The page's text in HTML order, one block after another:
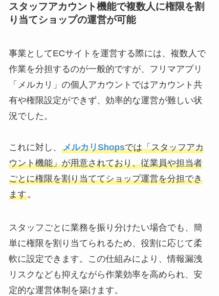
スタッフアカウント機能で複数人に権限を割
り当てショップの運営が可能
事業としてECサイトを運営する際には、複数人で
作業を分担するのが一般的ですが、フリマアプリ
「メルカリ」の個人アカウントではアカウント共
有や権限設定ができず、効率的な運営が難しい状
況でした。
これに対し、 メルカリShopsでは「スタッフアカ
ウント機能」が用意されており、従業員や担当者
ごとに権限を割り当ててショップ運営を分担でき
ます。
スタッフごとに業務を振り分けたい場合でも、簡
単に権限を割り当てられるため、役割に応じて柔
軟に設定できます。この仕組みにより、情報漏洩
リスクなども抑えながら作業効率を高められ、安
定的な運営体制を築けます。